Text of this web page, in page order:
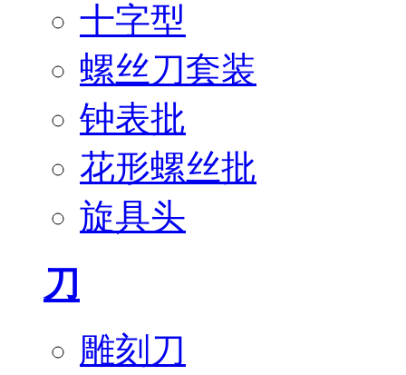
十字型
螺丝刀套装
钟表批
花形螺丝批
旋具头
刀
雕刻刀